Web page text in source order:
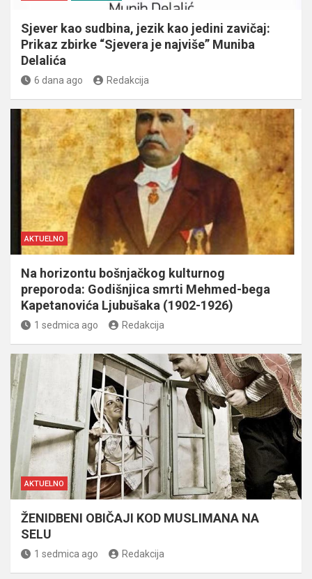
Sjever kao sudbina, jezik kao jedini zavičaj:
Prikaz zbirke “Sjevera je najviše” Muniba
Delalića
6 dana ago Redakcija
AKTUELNO
Na horizontu bošnjačkog kulturnog
preporoda: Godišnjica smrti Mehmed-bega
Kapetanovića Ljubušaka (1902-1926)
1 sedmica ago Redakcija
AKTUELNO
ŽENIDBENI OBIČAJI KOD MUSLIMANA NA
SELU
1 sedmica ago Redakcija